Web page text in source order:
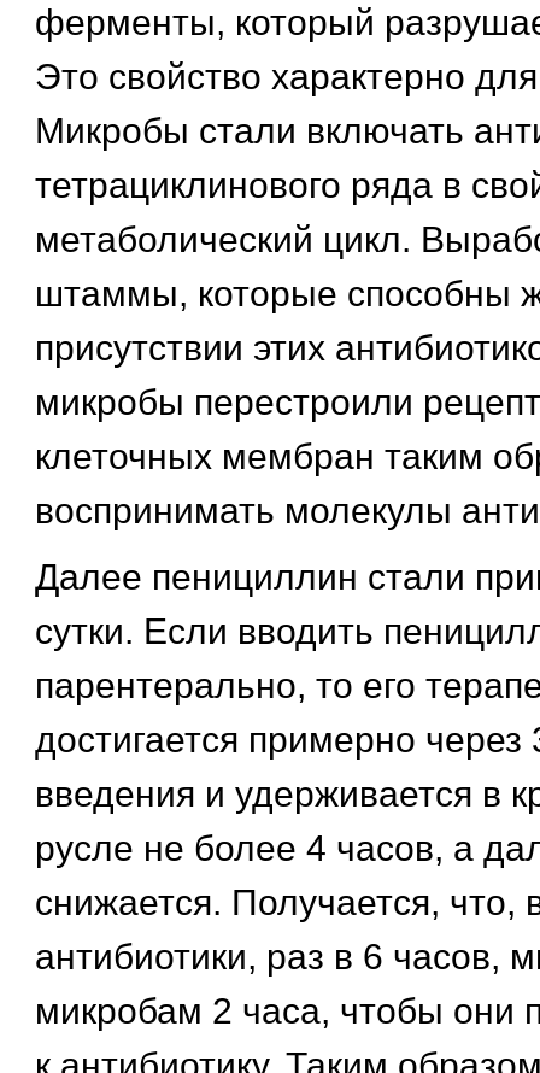
ферменты, который
Это свойство характерно
Микробы стали включать
тетрациклинового ряда в
метаболический цикл.
штаммы, которые способны
присутствии этих
микробы перестроили
клеточных мембран таким
воспринимать молекулы
Далее пенициллин стали
сутки. Если вводить
парентерально, то его
достигается примерно
введения и удерживается в
русле не более 4 часов, а
снижается. Получается, что,
антибиотики, раз в 6 часов,
микробам 2 часа, чтобы они
к антибиотику. Таким